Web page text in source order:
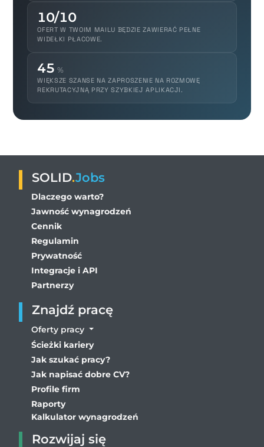
10/10
OFERT W TWOIM MAILU BĘDZIE ZAWIERAĆ PEŁNE
WIDEŁKI PŁACOWE.
45 %
WIĘKSZE SZANSE NA ZAPROSZENIE NA ROZMOWĘ
REKRUTACYJNĄ PRZY SZYBKIEJ APLIKACJI.
SOLID.Jobs
Dlaczego warto?
Jawność wynagrodzeń
Cennik
Regulamin
Prywatność
Integracje i API
Partnerzy
Znajdź pracę
Oferty pracy
Ścieżki kariery
Jak szukać pracy?
Jak napisać dobre CV?
Profile firm
Raporty
Kalkulator wynagrodzeń
Rozwijaj się